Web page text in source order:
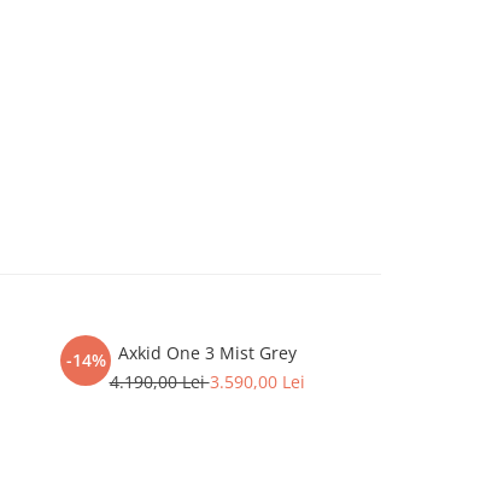
-14% Axkid One 3 Mist Grey
4.190,00 Lei3.590,00 Lei